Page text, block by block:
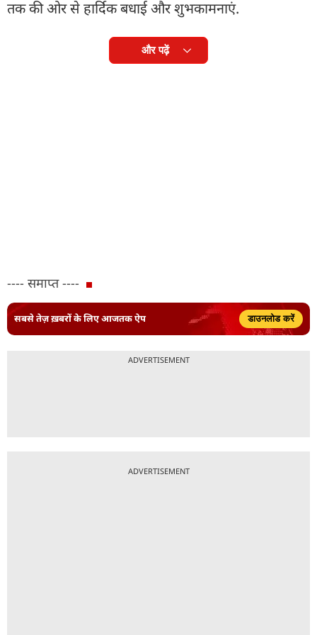
तक की ओर से हार्दिक बधाई और शुभकामनाएं.
और पढ़ें
---- समाप्त ----
सबसे तेज़ ख़बरों के लिए आजतक ऐप डाउनलोड करें
ADVERTISEMENT
ADVERTISEMENT